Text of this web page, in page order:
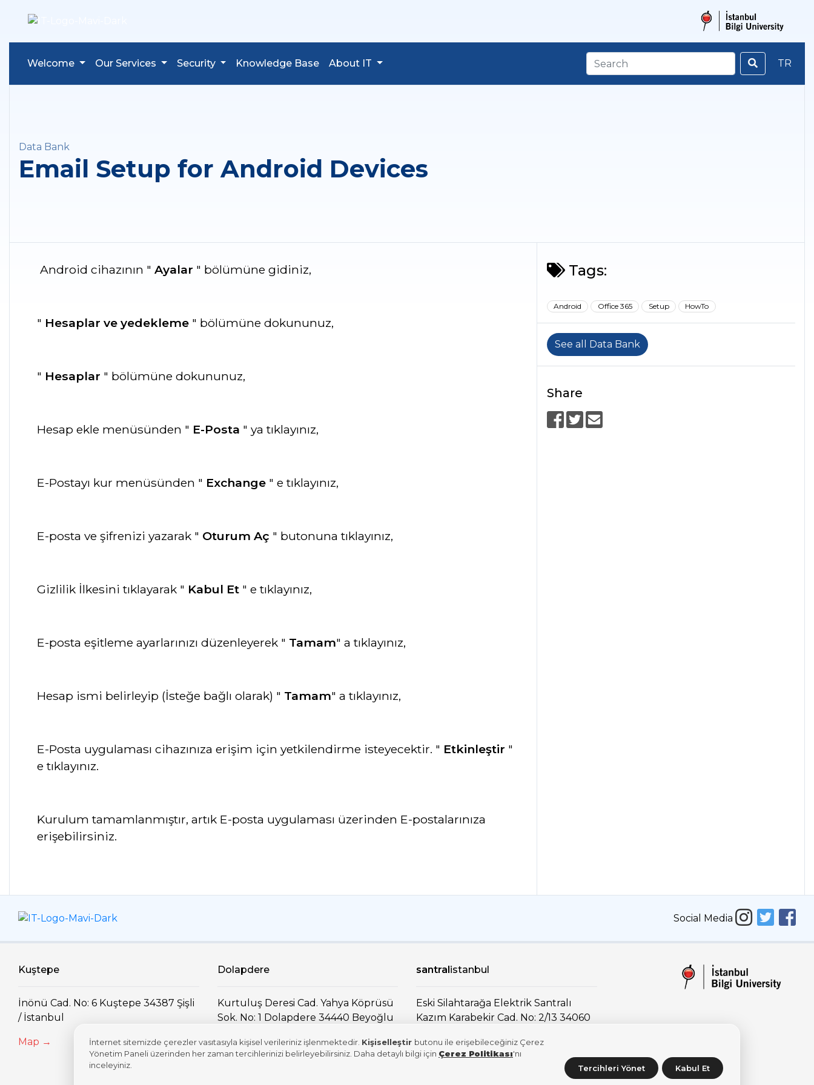
Welcome Our Services Security Knowledge Base About IT TR
Data Bank
Email Setup for Android Devices
Android cihazının " Ayalar " bölümüne gidiniz,
" Hesaplar ve yedekleme " bölümüne dokununuz,
" Hesaplar " bölümüne dokununuz,
Hesap ekle menüsünden " E-Posta " ya tıklayınız,
E-Postayı kur menüsünden " Exchange " e tıklayınız,
E-posta ve şifrenizi yazarak " Oturum Aç " butonuna tıklayınız,
Gizlilik İlkesini tıklayarak " Kabul Et " e tıklayınız,
E-posta eşitleme ayarlarınızı düzenleyerek " Tamam" a tıklayınız,
Hesap ismi belirleyip (İsteğe bağlı olarak) " Tamam" a tıklayınız,
E-Posta uygulaması cihazınıza erişim için yetkilendirme isteyecektir. " Etkinleştir "
e tıklayınız.
Kurulum tamamlanmıştır, artık E-posta uygulaması üzerinden E-postalarınıza
erişebilirsiniz.
Tags:
Android Office 365 Setup HowTo
See all Data Bank
Share
Social Media
Kuştepe
İnönü Cad. No: 6 Kuştepe 34387 Şişli
/ İstanbul
Map →
Dolapdere
Kurtuluş Deresi Cad. Yahya Köprüsü
Sok. No: 1 Dolapdere 34440 Beyoğlu
Map →
santralistanbul
Eski Silahtarağa Elektrik Santralı
Kazım Karabekir Cad. No: 2/13 34060
Map →
İnternet sitemizde çerezler vasıtasıyla kişisel verileriniz işlenmektedir. Kişiselleştir butonu ile erişebileceğiniz Çerez
Yönetim Paneli üzerinden her zaman tercihlerinizi belirleyebilirsiniz. Daha detaylı bilgi için Çerez Politikası'nı
inceleyiniz.
Tercihleri Yönet Kabul Et